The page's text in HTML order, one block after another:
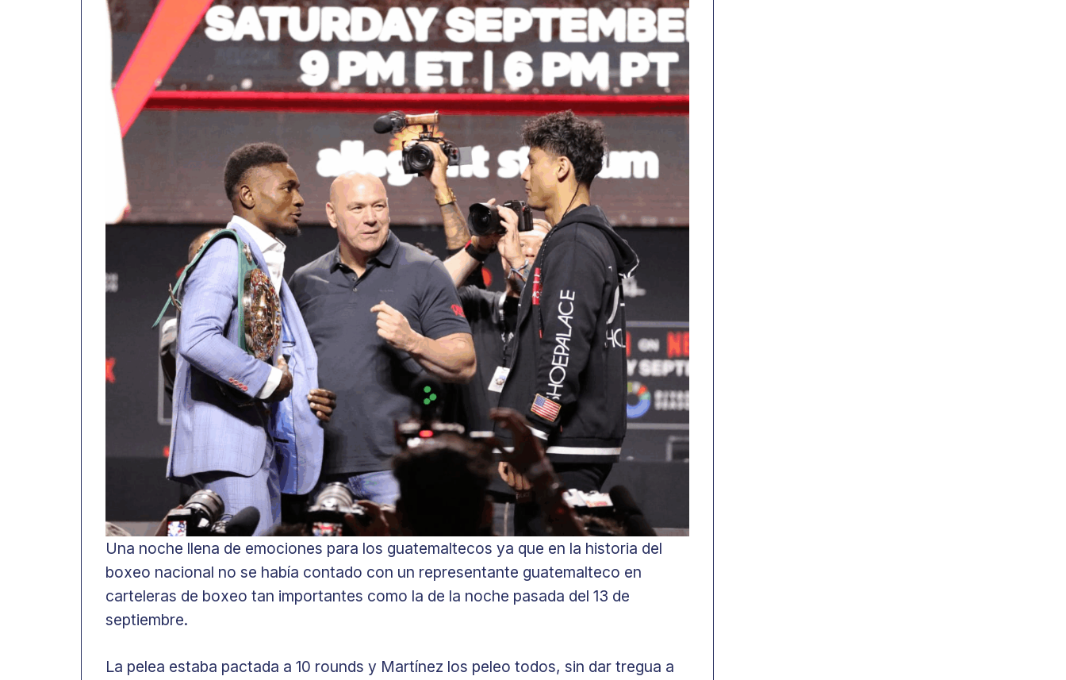
Una noche llena de emociones para los guatemaltecos ya que en la historia del
boxeo nacional no se había contado con un representante guatemalteco en
carteleras de boxeo tan importantes como la de la noche pasada del 13 de
septiembre.
La pelea estaba pactada a 10 rounds y Martínez los peleo todos, sin dar tregua a